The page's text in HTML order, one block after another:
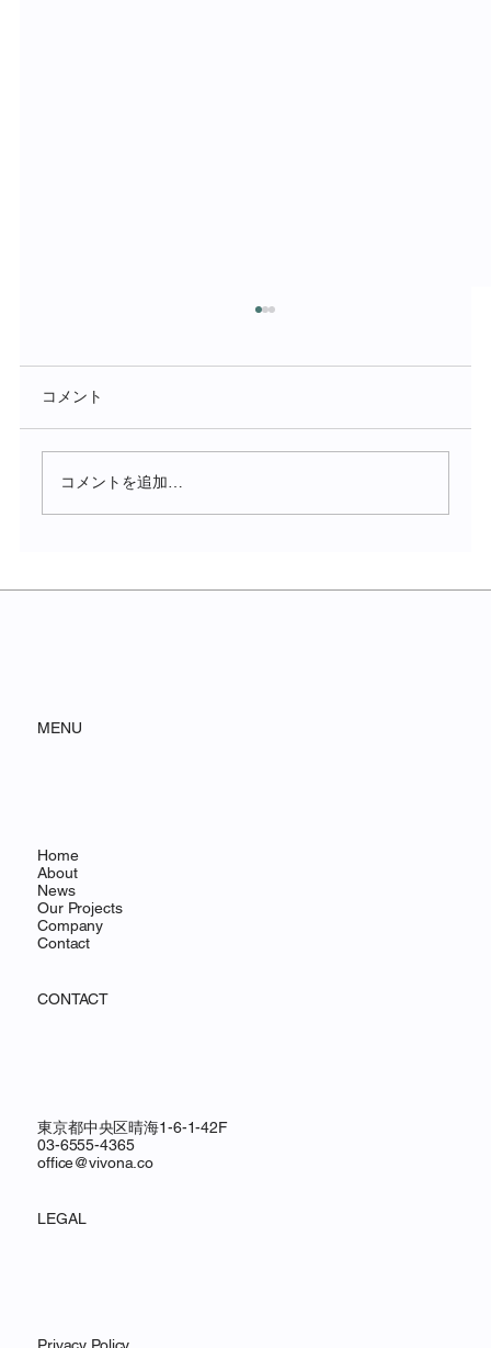
礼
コメント
コメントを追加…
MENU
Home
About
News
Our Projects
Company
Contact
CONTACT
東京都中央区晴海1-6-1-42F
03-6555-4365
office@vivona.co
LEGAL